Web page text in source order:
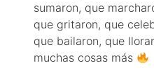
sumaron, que
que gritaron, que
que bailaron, que
muchas cosas más